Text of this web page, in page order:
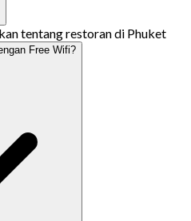
tentang restoran di Phuket
Free Wifi?